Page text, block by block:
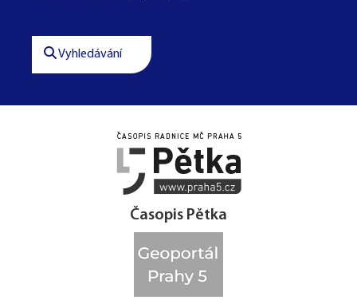
Vyhledávání
 
Časopis Pětka